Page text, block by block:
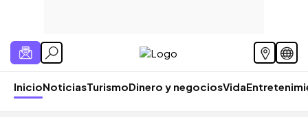
InicioNoticiasTurismoDinero y negociosVida